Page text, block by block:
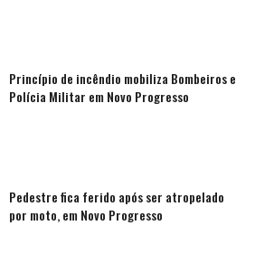
Princípio de incêndio mobiliza Bombeiros e
Polícia Militar em Novo Progresso
Pedestre fica ferido após ser atropelado
por moto, em Novo Progresso